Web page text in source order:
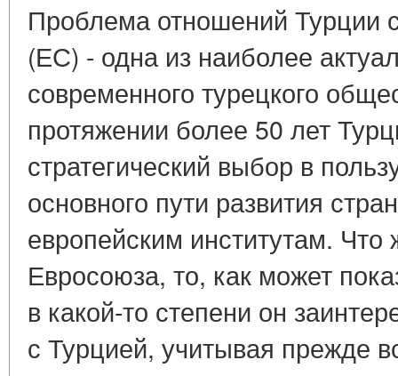
Проблема отношений Турции
(ЕС) - одна из наиболее
современного турецкого
протяжении более 50 лет
стратегический выбор в
основного пути развития
европейским институтам. Что
Евросоюза, то, как может
в какой-то степени он
с Турцией, учитывая прежде